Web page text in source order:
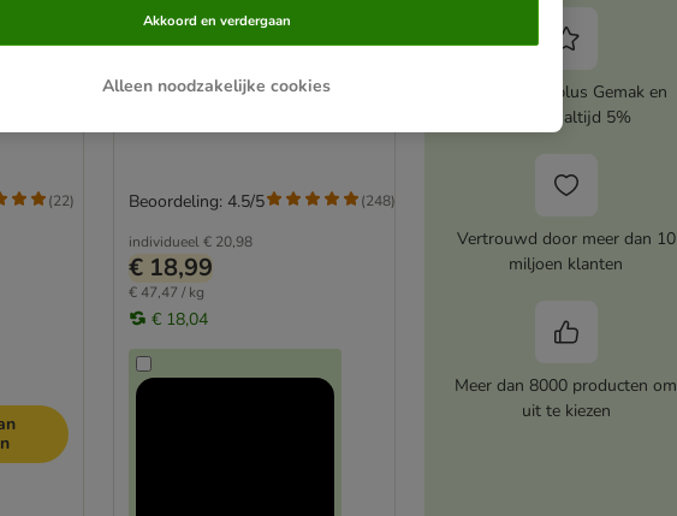
(22)
Proefpakket: Smilla Multi-
Vitamine & Mout
Kattenpasta
Dubbelpak: 2 x 200 g
individueel € 20,98
€ 18,99
€ 47,47 / kg
€ 18,04
Beoordeling: 4.5/5 (248)
Activeer zooplus Gemak en
bespaar altijd 5%
Vertrouwd door meer dan 10
miljoen klanten
Meer dan 8000 producten om
uit te kiezen
Alleen noodzakelijke cookies
Akkoord en verdergaan